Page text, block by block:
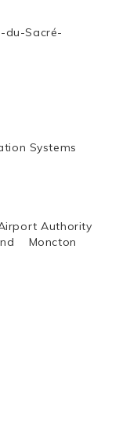
du-Sacré-
Systems
Authority
Moncton